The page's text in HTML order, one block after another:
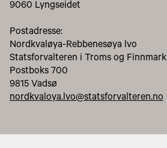
9060 Lyngseidet
Postadresse:
Nordkvaløya-Rebbenesøya lvo
Statsforvalteren i Troms og Finnmark
Postboks 700
9815 Vadsø
nordkvaloya.lvo@statsforvalteren.no